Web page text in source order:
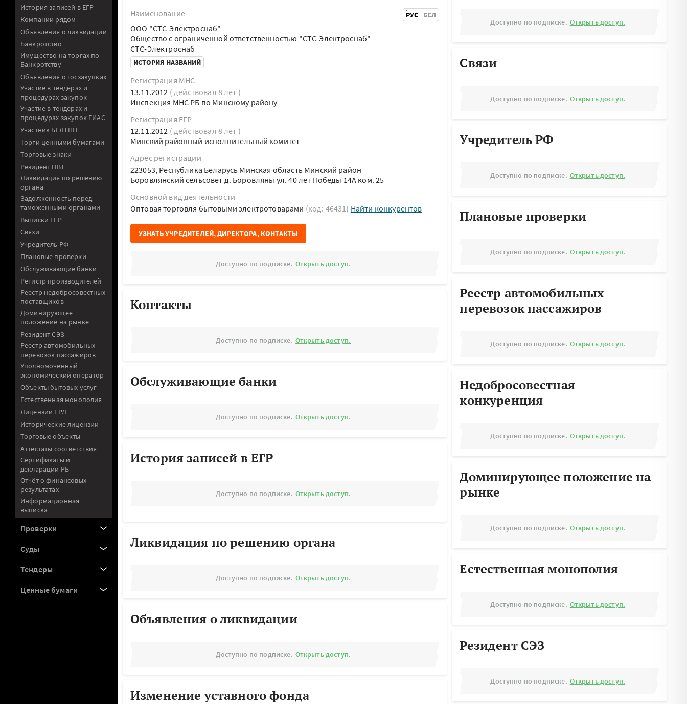
История записей в ЕГР
Компании рядом
Объявления о ликвидации
Банкротство
Имущество на торгах по
Банкротству
Объявления о госзакупках
Участие в тендерах и
процедурах закупок
Участие в тендерах и
процедурах закупок ГИАС
Участник БЕЛТПП
Торги ценными бумагами
Торговые знаки
Резидент ПВТ
Ликвидация по решению
органа
Задолженность перед
таможенными органами
Выписки ЕГР
Связи
Учредитель РФ
Плановые проверки
Обслуживающие банки
Регистр производителей
Реестр недобросовестных
поставщиков
Доминирующее
положение на рынке
Резидент СЭЗ
Реестр автомобильных
перевозок пассажиров
Уполномоченный
экономический оператор
Объекты бытовых услуг
Естественная монополия
Лицензии ЕРЛ
Исторические лицензии
Торговые объекты
Аттестаты соответствия
Сертификаты и
декларации РБ
Отчёт о финансовых
результатах
Информационная
выписка
Проверки
Суды
Тендеры
Ценные бумаги
Наименование
РУС БЕЛ
ООО "СТС-Электроснаб"
Общество с ограниченной ответственностью "СТС-Электроснаб"
СТС-Электроснаб
ИСТОРИЯ НАЗВАНИЙ
Регистрация МНС
13.11.2012 ( действовал 8 лет )
Инспекция МНС РБ по Минскому району
Регистрация ЕГР
12.11.2012 ( действовал 8 лет )
Минский районный исполнительный комитет
Адрес регистрации
223053, Республика Беларусь Минская область Минский район
Боровлянский сельсовет д. Боровляны ул. 40 лет Победы 14А ком. 25
Основной вид деятельности
Оптовая торговля бытовыми электротоварами (код: 46431) Найти конкурентов
УЗНАТЬ УЧРЕДИТЕЛЕЙ, ДИРЕКТОРА, КОНТАКТЫ
Доступно по подписке. Открыть доступ.
Контакты
Доступно по подписке. Открыть доступ.
Обслуживающие банки
Доступно по подписке. Открыть доступ.
История записей в ЕГР
Доступно по подписке. Открыть доступ.
Ликвидация по решению органа
Доступно по подписке. Открыть доступ.
Объявления о ликвидации
Доступно по подписке. Открыть доступ.
Изменение уставного фонда
Доступно по подписке. Открыть доступ.
Связи
Доступно по подписке. Открыть доступ.
Учредитель РФ
Доступно по подписке. Открыть доступ.
Плановые проверки
Доступно по подписке. Открыть доступ.
Реестр автомобильных
перевозок пассажиров
Доступно по подписке. Открыть доступ.
Недобросовестная
конкуренция
Доступно по подписке. Открыть доступ.
Доминирующее положение на
рынке
Доступно по подписке. Открыть доступ.
Естественная монополия
Доступно по подписке. Открыть доступ.
Резидент СЭЗ
Доступно по подписке. Открыть доступ.